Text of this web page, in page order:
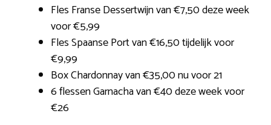
Fles Franse Dessertwijn van €7,50 deze week
voor €5,99
Fles Spaanse Port van €16,50 tijdelijk voor
€9,99
Box Chardonnay van €35,00 nu voor 21
6 flessen Garnacha van €40 deze week voor
€26